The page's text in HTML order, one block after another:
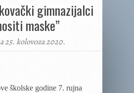
gimnazijalci
maske”
25. kolovoza 2020.
školske godine 7. rujna